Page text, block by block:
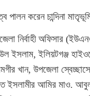
পালন করেন চান্দিনা
নির্বাহী
উল ইসলাম, ইলিয়টগঞ্জ
খান, উপজেলা
ইসলামীর আমির মাও.